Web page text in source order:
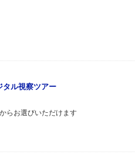
タル視察ツアー
らお選びいただけます